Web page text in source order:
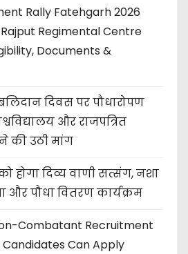
Rally Fatehgarh 2026
Regimental Centre
Documents &
दिवस पर पौधारोपण
और राजपत्रित
की उठी मांग
होगा दिव्य वाणी सत्संग, नशा
और पौधा वितरण कार्यक्रम
Combatant Recruitment
Candidates Can Apply